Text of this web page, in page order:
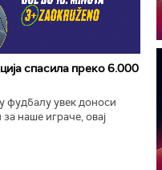
спасила преко 6.000
фудбалу увек доноси
наше играче, овај